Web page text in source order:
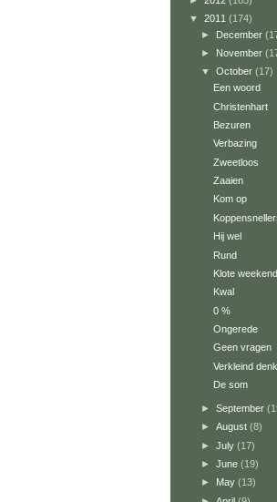
▼ 2011 (174)
► December
► November
▼ October (17)
Een woord
Christenhart
Bezuren
Verbazing
Zweetloos
Zaaien
Kom op
Hij wel
Rund
Klote weekend
Kwal
0 %
Ongerede
Geen vragen
Verkleind
De som
► September
► August (8)
► July (17)
► June (19)
► May (13)